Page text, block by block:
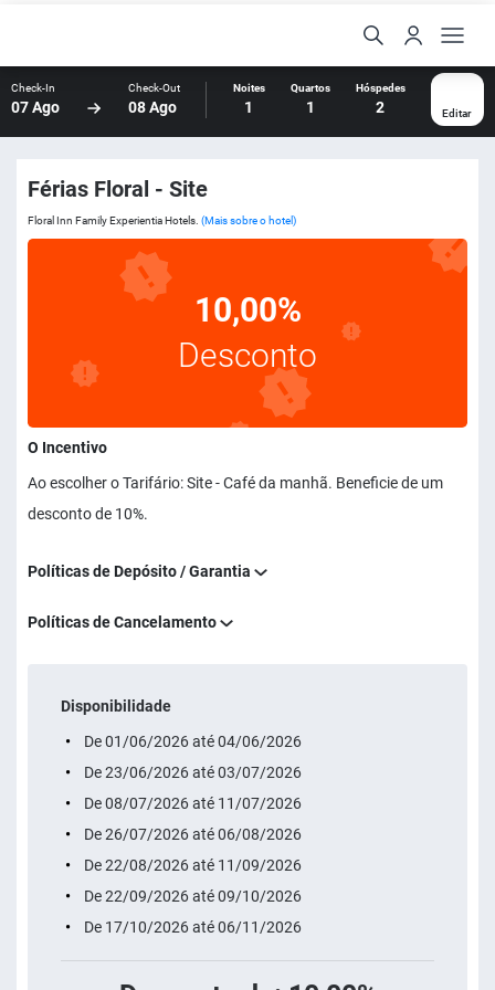
Check-In
07 Ago
Check-Out
08 Ago
Noites
1
Quartos
1
Hóspedes
2 Editar
Férias Floral - Site
Floral Inn Family Experientia Hotels. (Mais sobre o hotel)
10,00%
Desconto
O Incentivo
Ao escolher o Tarifário: Site - Café da manhã. Beneficie de um
desconto de 10%.
Políticas de Depósito / Garantia
Políticas de Cancelamento
Disponibilidade
De 01/06/2026 até 04/06/2026
De 23/06/2026 até 03/07/2026
De 08/07/2026 até 11/07/2026
De 26/07/2026 até 06/08/2026
De 22/08/2026 até 11/09/2026
De 22/09/2026 até 09/10/2026
De 17/10/2026 até 06/11/2026